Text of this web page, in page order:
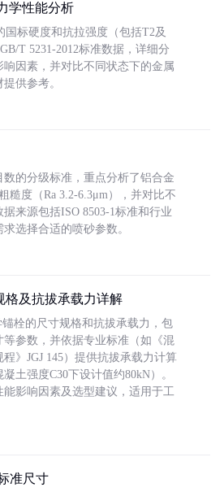
学性能分析
国标硬度和抗拉强度（包括T2及
T 5231-2012标准数据，详细分
因素，并对比不同状态下的金属
供参考。
的分级标准，重点分析了铝合金
糙度（Ra 3.2-6.3μm），并对比不
来源包括ISO 8503-1标准和行业
选择合适的喷砂参数。
格及抗拔承载力详解
栓的尺寸规格和抗拔承载力，包
参数，并依据专业标准（如《混
》JGJ 145）提供抗拔承载力计算
土强度C30下设计值约80kN）。
能影响因素及选型建议，适用于工
准尺寸